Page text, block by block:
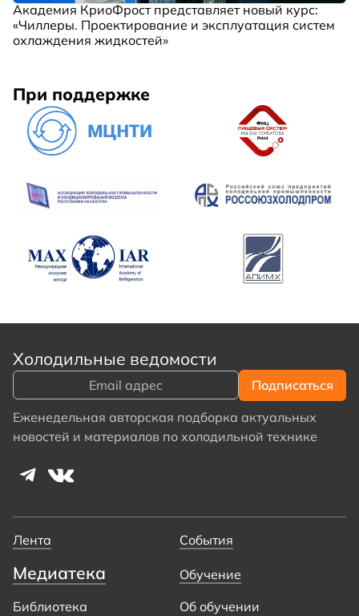
Академия КриоФрост представляет новый курс:
«Чиллеры. Проектирование и эксплуатация систем
охлаждения жидкостей»
При поддержке
Холодильные ведомости
Еженедельная авторская подборка актуальных
новостей и материалов по холодильной технике
Лента События
Медиатека
Библиотека
Обучение
Об обучении